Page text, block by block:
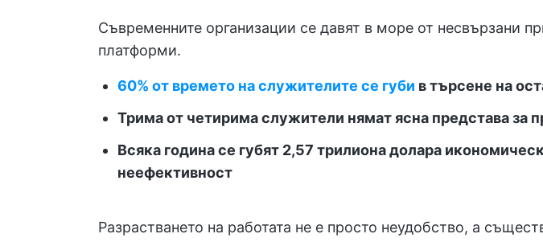
Съвременните организации се давят в море от несвързани
платформи.
60% от времето на служителите се губи в търсене на
Трима от четирима служители нямат ясна представа за
Всяка година се губят 2,57 трилиона долара
неефективност
Разрастването на работата не е просто неудобство, а